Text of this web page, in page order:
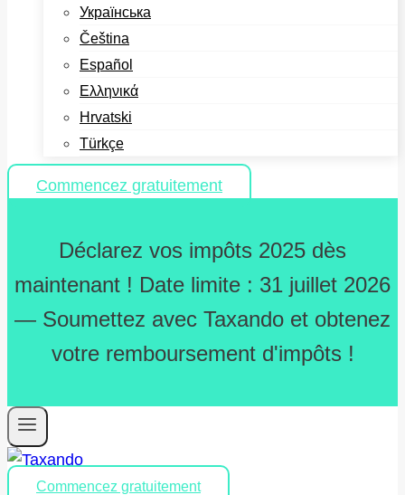
Українська
Čeština
Español
Ελληνικά
Hrvatski
Türkçe
Commencez gratuitement
Déclarez vos impôts 2025 dès
maintenant ! Date limite : 31 juillet 2026
— Soumettez avec Taxando et obtenez
votre remboursement d'impôts !
Commencez gratuitement